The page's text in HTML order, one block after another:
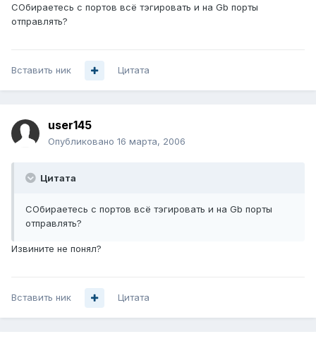
СОбираетесь с портов всё тэгировать и на Gb порты
отправлять?
Вставить ник Цитата
user145
Опубликовано 16 марта, 2006
Цитата
СОбираетесь с портов всё тэгировать и на Gb порты
отправлять?
Извините не понял?
Вставить ник Цитата